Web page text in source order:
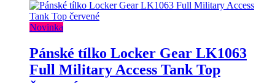
Novinka
Pánské tílko Locker Gear LK1063
Full Military Access Tank Top